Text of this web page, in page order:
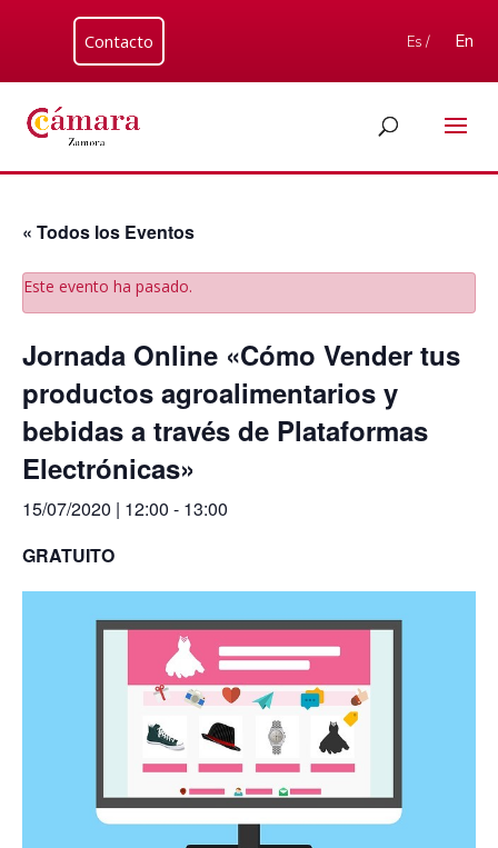
Contacto Es / En
« Todos los Eventos
Este evento ha pasado.
Jornada Online «Cómo Vender tus
productos agroalimentarios y
bebidas a través de Plataformas
Electrónicas»
15/07/2020 | 12:00 - 13:00
GRATUITO